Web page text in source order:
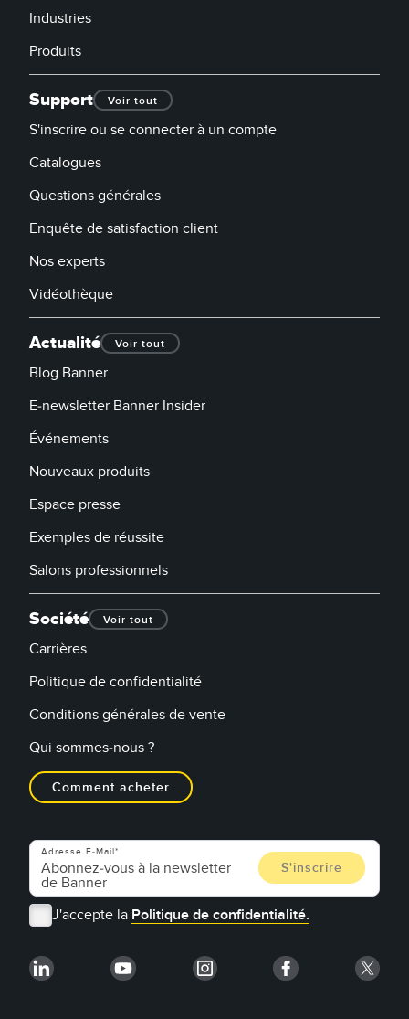
Industries
Produits
Support Voir tout
S'inscrire ou se connecter à un compte
Catalogues
Questions générales
Enquête de satisfaction client
Nos experts
Vidéothèque
Actualité Voir tout
Blog Banner
E-newsletter Banner Insider
Événements
Nouveaux produits
Espace presse
Exemples de réussite
Salons professionnels
Société Voir tout
Carrières
Politique de confidentialité
Conditions générales de vente
Qui sommes-nous ?
Comment acheter
Adresse E-Mail
J'accepte la Politique de confidentialité.